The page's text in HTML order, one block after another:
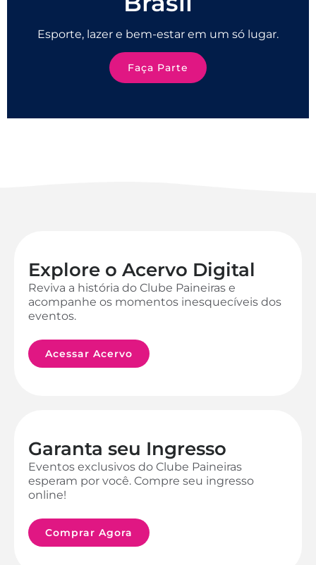
Esporte, lazer e bem-estar em um só lugar.
Faça Parte
Explore o Acervo Digital
Reviva a história do Clube Paineiras e
acompanhe os momentos inesquecíveis dos
eventos.
Acessar Acervo
Garanta seu Ingresso
Eventos exclusivos do Clube Paineiras
esperam por você. Compre seu ingresso
online!
Comprar Agora